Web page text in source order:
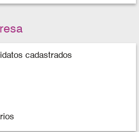
cadastrados